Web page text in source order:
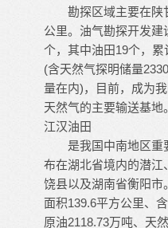
勘探区域主要在陕
公里。油气勘探开发建
个，其中油田19个，
(含天然气探明储量
量在内)，目前，成为
天然气的主要输送基地。
江汉油田
是我国中南地区重
布在湖北省境内的潜江
饶县以及湖南省衡阳市
面积139.6平方公里、
原油2118.73万吨、天